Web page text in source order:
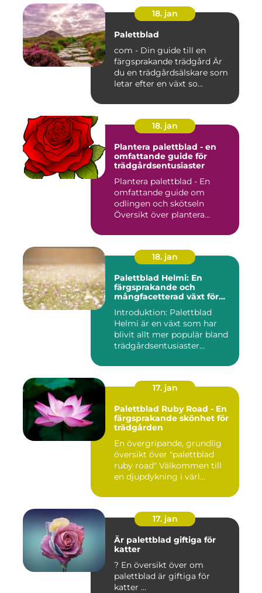
18. jan
Palettblad
com - Din guide till en
färgsprakande trädgård Är
du en trädgårdsälskare som
letar efter en växt so...
18. jan
Plantera palettblad - en
omfattande guide för
trädgårdsentusiaster
Plantera palettblad - En
omfattande guide om
odlingen och skötseln
Översikt över plantera
18. jan
Palettblad Helmi: En
färgsprakande och
mångfacetterad växt för
Introduktion: Palettblad
Helmi är en växt som har
blivit allt mer populär bland
trädgårdsentusiaster...
17. jan
Palettblad Ruby Road - En
färgsprakande skönhet för
trädgården
En övergripande, grundlig
översikt över "palettblad
ruby road" Välkommen till
en djupdykning i värl...
17. jan
Är palettblad giftiga för
katter
? En översikt över om
palettblad är giftiga för
katter ...